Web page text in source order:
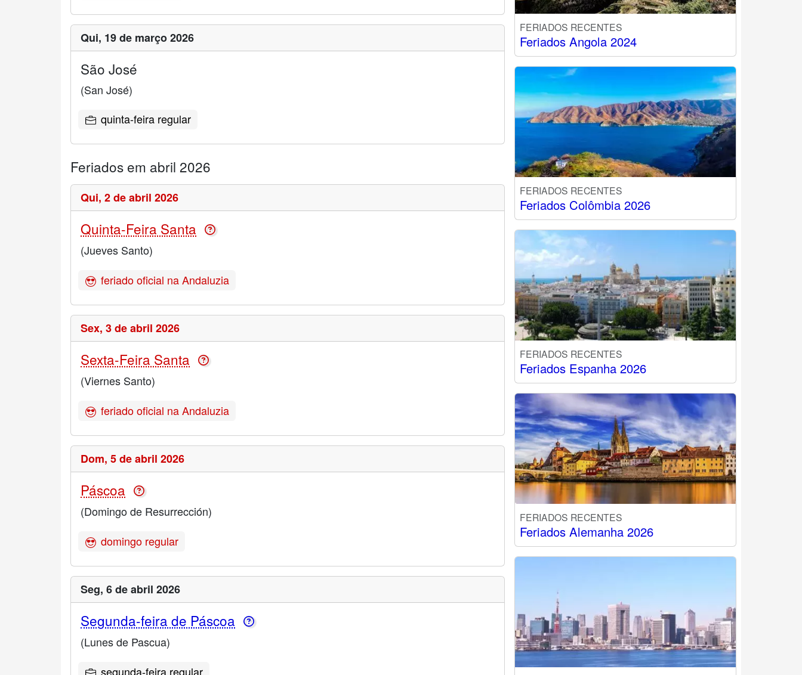
Qui, 19 de março 2026
São José
(San José)
quinta-feira regular
Feriados em abril 2026
Qui, 2 de abril 2026
Quinta-Feira Santa
(Jueves Santo)
feriado oficial na Andaluzia
Sex, 3 de abril 2026
Sexta-Feira Santa
(Viernes Santo)
feriado oficial na Andaluzia
Dom, 5 de abril 2026
Páscoa
(Domingo de Resurrección)
domingo regular
Seg, 6 de abril 2026
Segunda-feira de Páscoa
(Lunes de Pascua)
segunda-feira regular
FERIADOS RECENTES
Feriados Angola 2024
FERIADOS RECENTES
Feriados Colômbia 2026
FERIADOS RECENTES
Feriados Espanha 2026
FERIADOS RECENTES
Feriados Alemanha 2026